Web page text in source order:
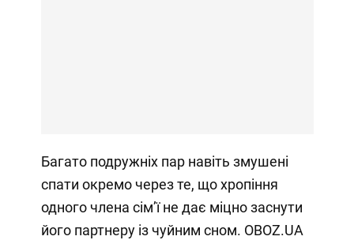
Багато подружніх пар навіть змушені
спати окремо через те, що хропіння
одного члена сімʼї не дає міцно заснути
його партнеру із чуйним сном. OBOZ.UA